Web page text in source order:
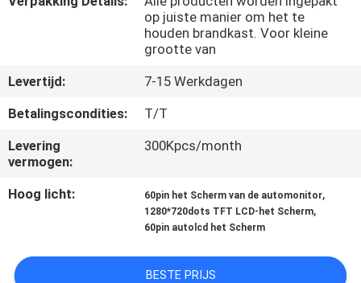
VRAAG
OFFERTE
SITEMAP
POLICY
op juiste manier om het te
houden brandkast. Voor kleine
grootte van
Levertijd:
7-15 Werkdagen
Betalingscondities:
T/T
Levering
vermogen:
300Kpcs/month
Hoog licht: 60pin het Scherm van de automonitor,
1280*720dots TFT LCD-het Scherm,
60pin autolcd het Scherm
BESTE PRIJS